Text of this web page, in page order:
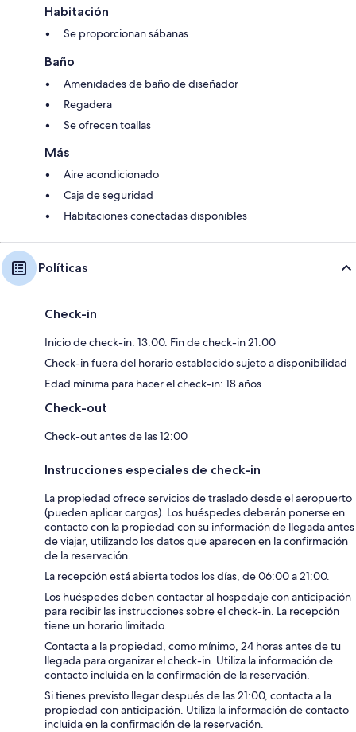
Habitación
Se proporcionan sábanas
Baño
Amenidades de baño de diseñador
Regadera
Se ofrecen toallas
Más
Aire acondicionado
Caja de seguridad
Habitaciones conectadas disponibles
Políticas
Check-in
Inicio de check-in: 13:00. Fin de check-in 21:00
Check-in fuera del horario establecido sujeto a disponibilidad
Edad mínima para hacer el check-in: 18 años
Check-out
Check-out antes de las 12:00
Instrucciones especiales de check-in
La propiedad ofrece servicios de traslado desde el aeropuerto
(pueden aplicar cargos). Los huéspedes deberán ponerse en
contacto con la propiedad con su información de llegada antes
de viajar, utilizando los datos que aparecen en la confirmación
de la reservación.
La recepción está abierta todos los días, de 06:00 a 21:00.
Los huéspedes deben contactar al hospedaje con anticipación
para recibir las instrucciones sobre el check-in. La recepción
tiene un horario limitado.
Contacta a la propiedad, como mínimo, 24 horas antes de tu
llegada para organizar el check-in. Utiliza la información de
contacto incluida en la confirmación de la reservación.
Si tienes previsto llegar después de las 21:00, contacta a la
propiedad con anticipación. Utiliza la información de contacto
incluida en la confirmación de la reservación.